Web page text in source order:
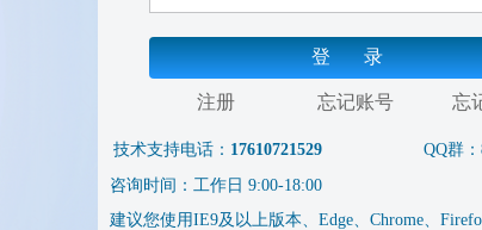
登 录
注册 忘
忘记账号
技术支持电话： 17610721529 QQ群：
咨询时间：工作日 9:00-18:00
建议您使用IE9及以上版本、Edge、Chrome、